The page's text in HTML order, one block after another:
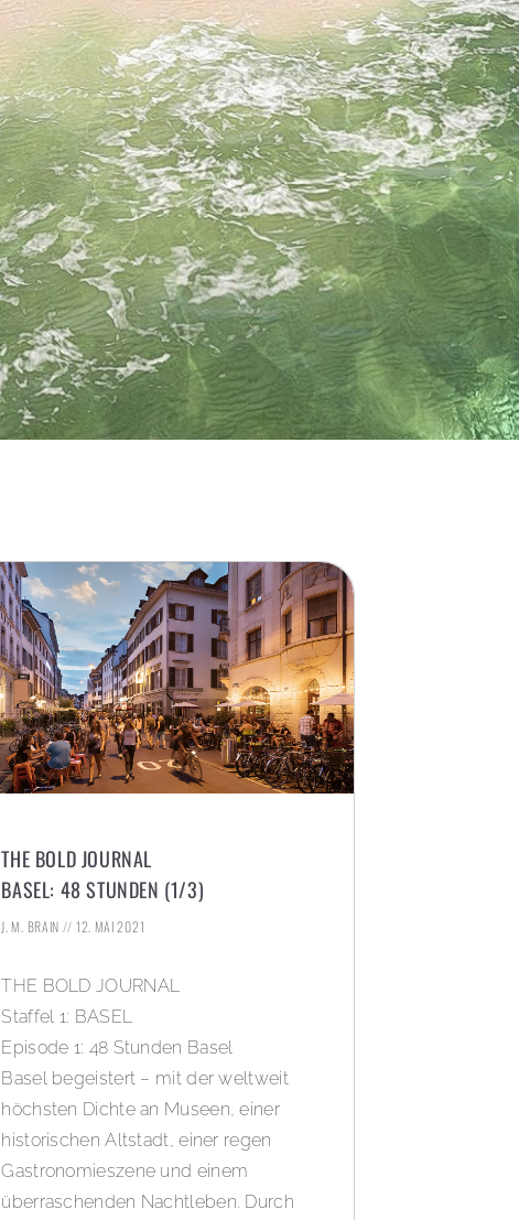
THE BOLD JOURNAL
BASEL: 48 STUNDEN (1/3)
J. M. BRAIN 12. MAI 2021
THE BOLD JOURNAL
Staffel 1: BASEL
Episode 1: 48 Stunden Basel
Basel begeistert – mit der weltweit
höchsten Dichte an Museen, einer
historischen Altstadt, einer regen
Gastronomieszene und einem
überraschenden Nachtleben. Durch